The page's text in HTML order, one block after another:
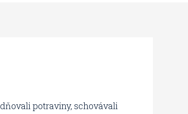
potraviny, schovávali